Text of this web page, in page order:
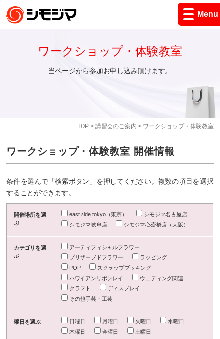
Menu
TOP> 講習会のご案内 > ワークショップ・体験教室
ワークショップ・体験教室
当ページから参加お申し込み頂けます。
ワークショップ・体験教室 開催情報
条件を選んで「検索ボタン」を押してください。複数の項目を選択
することができます。
開催場所を選
ぶ
east side tokyo（東京）
シモジマ名古屋店
シモジマ岐阜店
シモジマ心斎橋店（大阪）
カテゴリを選
ぶ
アーティフィシャルフラワー
プリザーブドフラワー
ラッピング
POP
スクラップブッキング
ハワイアンリボンレイ
ウェディング関連
クラフト
ディスプレイ
その他手芸・工芸
曜日を選ぶ 日曜日 月曜日 火曜日
水曜日
木曜日
金曜日 土曜日